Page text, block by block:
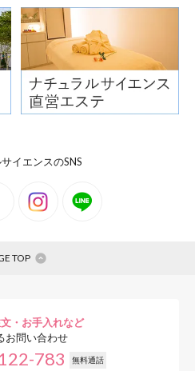
イエンスのSNS
TOP
・お手入れなど
お問い合わせ
783 無料通話